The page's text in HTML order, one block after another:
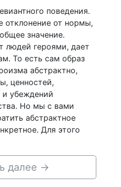
поведения.
отклонение от нормы,
значение.
людей героями, дает
То есть сам образ
абстрактно,
ценностей,
и убеждений
Но мы с вами
абстрактное
Для этого
далее →